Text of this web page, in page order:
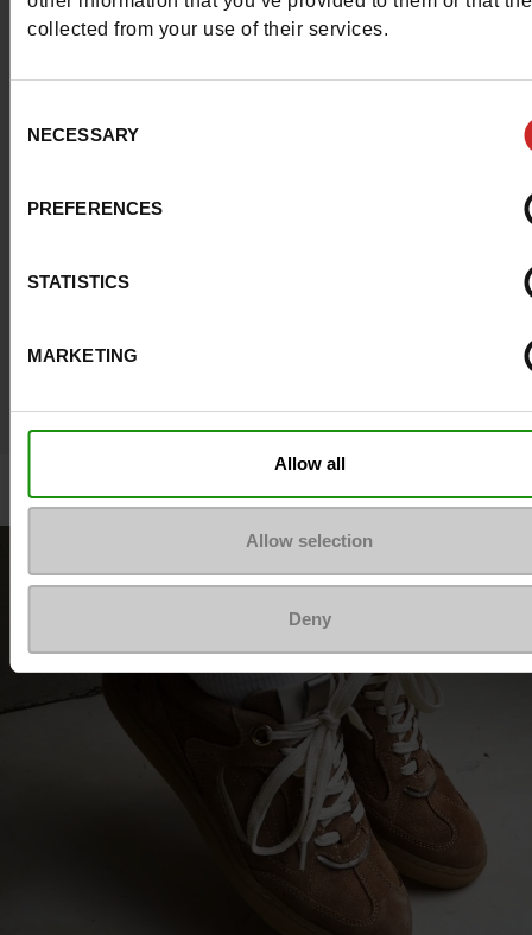
collected from your use of their services.
Selection
NECESSARY
PREFERENCES
STATISTICS
MARKETING
Allow all
Allow selection
Deny
#LoveManietLuxus
Post je beste look op Instagram en inspireer de